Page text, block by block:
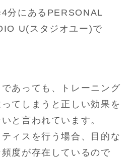
分にあるPERSONAL
U(スタジオユー)で
あっても、トレーニング
てしまうと正しい効果を
と言われています。
ィスを行う場合、目的な
度が存在しているので